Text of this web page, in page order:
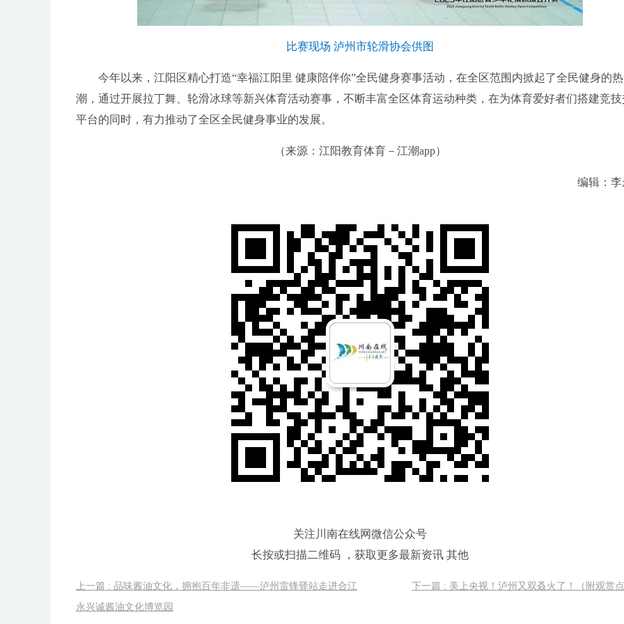
比赛现场 泸州市轮滑协会供图
今年以来，江阳区精心打造“幸福江阳里 健康陪伴你”全民健身赛事活动，在全区范围内掀起了全民健身的热
潮，通过开展拉丁舞、轮滑冰球等新兴体育活动赛事，不断丰富全区体育运动种类，在为体育爱好者们搭建竞
平台的同时，有力推动了全区全民健身事业的发展。
（来源：江阳教育体育－江潮app）
编辑：
关注川南在线网微信公众号
长按或扫描二维码 ，获取更多最新资讯 其他
上一篇 : 品味酱油文化，拥抱百年非遗——泸州雷锋驿站走进合江
永兴诚酱油文化博览园
下一篇 : 美上央视！泸州又双叒火了！（附观赏